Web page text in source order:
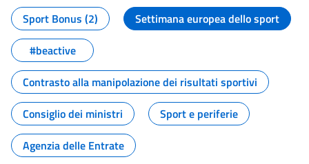
Sport Bonus (2)
Settimana europea dello sport
#beactive
Contrasto alla manipolazione dei risultati sportivi
Consiglio dei ministri
Sport e periferie
Agenzia delle Entrate